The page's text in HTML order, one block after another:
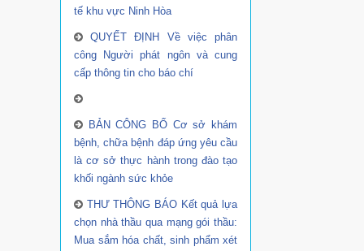
tế khu vực Ninh Hòa
QUYẾT ĐỊNH Về việc phân
công Người phát ngôn và cung
cấp thông tin cho báo chí
BẢN CÔNG BỐ Cơ sở khám
bệnh, chữa bệnh đáp ứng yêu cầu
là cơ sở thực hành trong đào tạo
khối ngành sức khỏe
THƯ THÔNG BÁO Kết quả lựa
chọn nhà thầu qua mạng gói thầu:
Mua sắm hóa chất, sinh phẩm xét